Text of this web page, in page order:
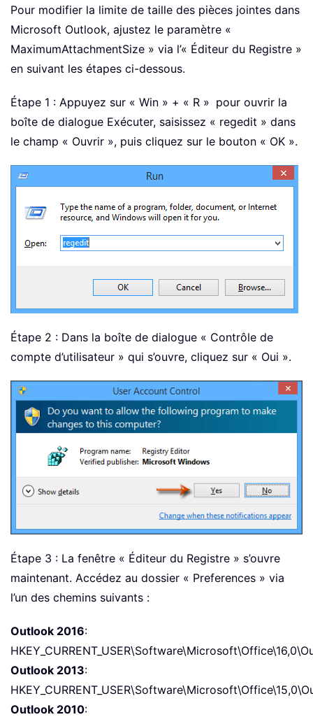
Pour modifier la limite de taille des pièces jointes dans
Microsoft Outlook, ajustez le paramètre «
MaximumAttachmentSize » via l’« Éditeur du Registre »
en suivant les étapes ci-dessous.
Étape 1 : Appuyez sur « Win » + « R » pour ouvrir la
boîte de dialogue Exécuter, saisissez « regedit » dans
le champ « Ouvrir », puis cliquez sur le bouton « OK ».
Étape 2 : Dans la boîte de dialogue « Contrôle de
compte d’utilisateur » qui s’ouvre, cliquez sur « Oui ».
Étape 3 : La fenêtre « Éditeur du Registre » s’ouvre
maintenant. Accédez au dossier « Preferences » via
l’un des chemins suivants :
Outlook 2016:
Outlook 2013:
Outlook 2010: